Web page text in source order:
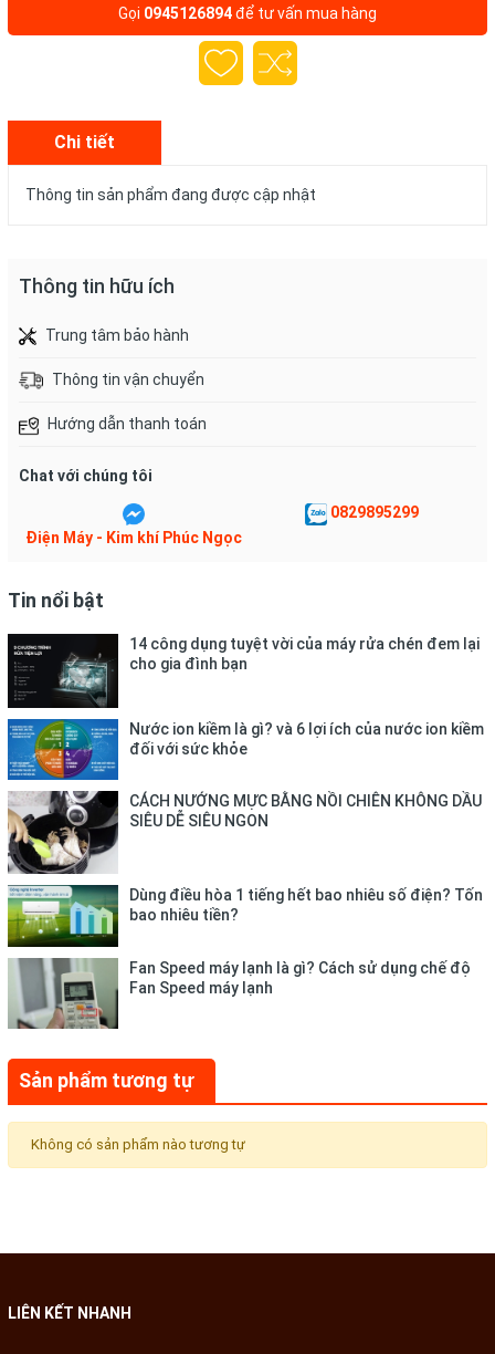
Gọi 0945126894để tư vấn mua hàng
Chi tiết
Thông tin sản phẩm đang được cập nhật
Thông tin hữu ích
Trung tâm bảo hành
Thông tin vận chuyển
Hướng dẫn thanh toán
Chat với chúng tôi
Điện Máy - Kim khí Phúc Ngọc
0829895299
Tin nổi bật
14 công dụng tuyệt vời của máy rửa chén đem lại
cho gia đình bạn
Nước ion kiềm là gì? và 6 lợi ích của nước ion kiềm
đối với sức khỏe
CÁCH NƯỚNG MỰC BẰNG NỒI CHIÊN KHÔNG DẦU
SIÊU DỄ SIÊU NGON
Dùng điều hòa 1 tiếng hết bao nhiêu số điện? Tốn
bao nhiêu tiền?
Fan Speed máy lạnh là gì? Cách sử dụng chế độ
Fan Speed máy lạnh
Sản phẩm tương tự
Không có sản phẩm nào tương tự
LIÊN KẾT NHANH